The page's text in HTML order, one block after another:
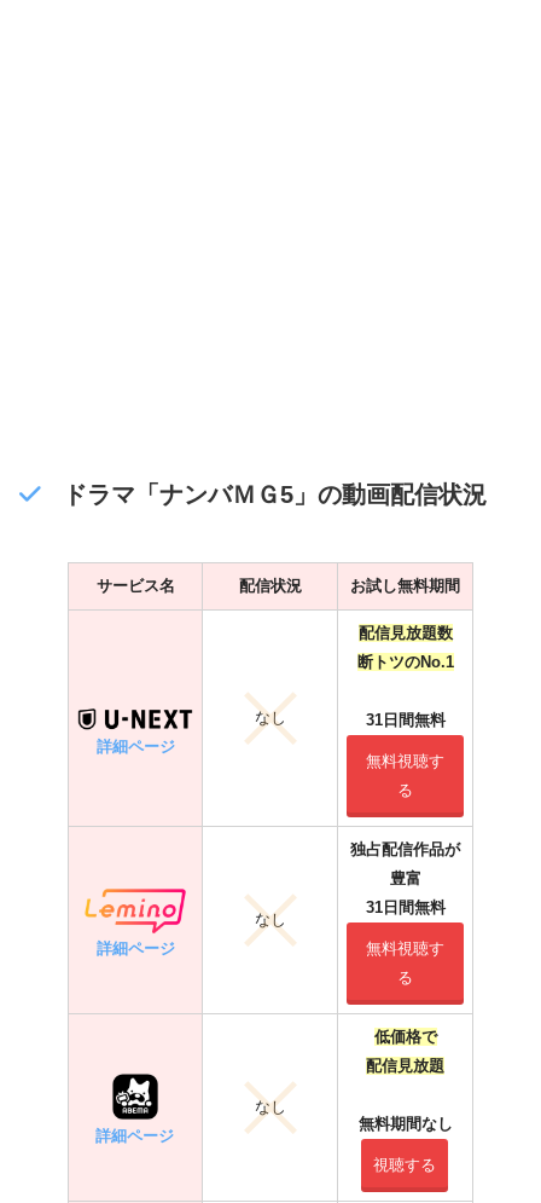
ドラマ「ナンバＭＧ5」の動画配信状況
サービス名 配信状況 お試し無料期間
詳細ページ
なし
配信見放題数
断トツのNo.1
31日間無料
無料視聴す
る
詳細ページ
なし
独占配信作品が
豊富
31日間無料
無料視聴す
る
詳細ページ
なし
低価格で
配信見放題
無料期間なし
視聴する